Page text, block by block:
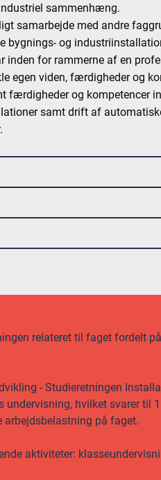
sammenhæng.
samarbejde med andre
bygnings- og
for rammerne af en
egen viden, færdigheder og
færdigheder og kompetencer
samt drift af
relateret til faget fordelt
- Studieretningen
hvilket svarer til
arbejdsbelastning på faget.
aktiviteter: